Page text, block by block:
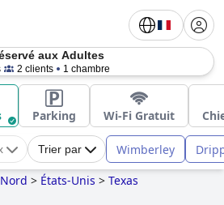
aux Adultes
2 clients 1 chambre
Parking Wi-Fi Gratuit
Trier par Wimberley
> États-Unis > Texas